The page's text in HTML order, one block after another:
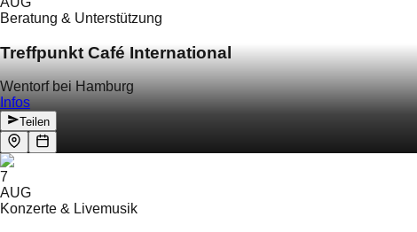
Beratung & Unterstützung
Treffpunkt Café International
Wentorf bei Hamburg
Infos
Teilen
7
AUG
Konzerte & Livemusik